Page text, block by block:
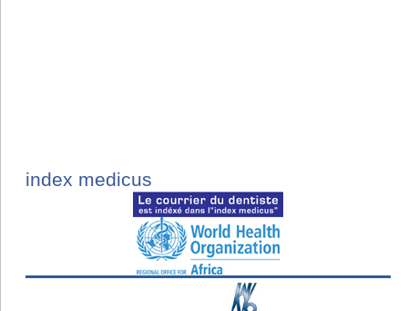
index medicus